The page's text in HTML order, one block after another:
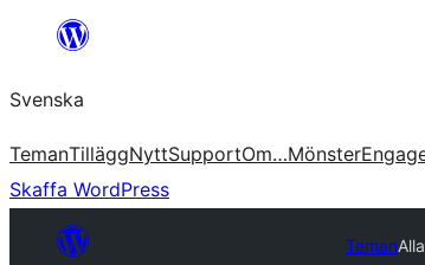
Hoppa
innehåll
Svenska
TemanTilläggNyttSupportOm…Mönster
Skaffa WordPress
Teman